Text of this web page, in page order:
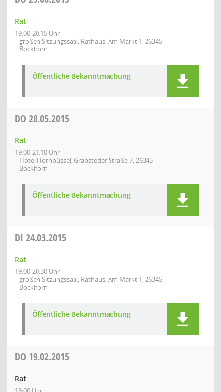
Rat
19:00-20:15 Uhr
großen Sitzungssaal, Rathaus, Am Markt 1, 26345
Bockhorn
Öffentliche Bekanntmachung
DO 28.05.2015
Rat
19:00-21:10 Uhr
Hotel Hornbüssel, Grabsteder Straße 7, 26345
Bockhorn
Öffentliche Bekanntmachung
DI 24.03.2015
Rat
19:00-20:30 Uhr
großen Sitzungssaal, Rathaus, Am Markt 1, 26345
Bockhorn
Öffentliche Bekanntmachung
DO 19.02.2015
Rat